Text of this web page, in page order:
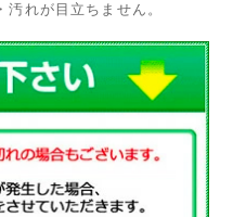
れが目立ちません。